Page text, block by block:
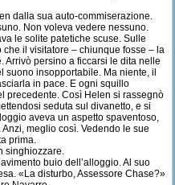
dalla sua auto-commiserazione.
Non voleva vedere nessuno.
le solite patetiche scuse. Sulle
il visitatore – chiunque fosse – la
Arrivò persino a ficcarsi le dita nelle
suono insopportabile. Ma niente, il
in pace. E ogni squillo
precedente. Così Helen si rassegnò
seduta sul divanetto, e si
aveva un aspetto spaventoso,
meglio così. Vedendo le sue
prima.
singhiozzare.
buio dell’alloggio. Al suo
«La disturbo, Assessore Chase?»